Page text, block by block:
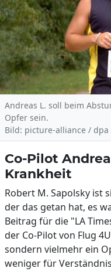
Andreas L. soll beim
Opfer sein.
Bild: picture-alliance / dpa
Co-Pilot
Krankheit
Robert M. Sapolsky ist
der das getan hat, es
Beitrag für die "LA
der Co-Pilot von Flug
sondern vielmehr ein
weniger für